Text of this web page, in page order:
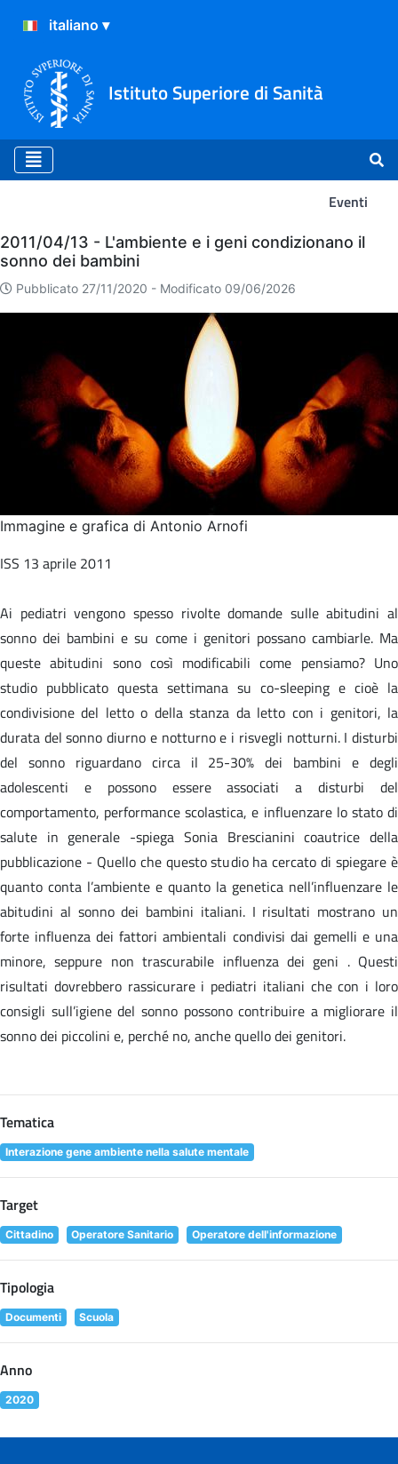
Istituto Superiore di Sanità
Eventi
Eventi
2011/04/13 - L'ambiente e i geni condizionano il
sonno dei bambini
Pubblicato 27/11/2020 - Modificato 09/06/2026
Immagine e grafica di Antonio Arnofi
ISS 13 aprile 2011
Ai pediatri vengono spesso rivolte domande sulle abitudini al
sonno dei bambini e su come i genitori possano cambiarle. Ma
queste abitudini sono così modificabili come pensiamo? Uno
studio pubblicato questa settimana su co-sleeping e cioè la
condivisione del letto o della stanza da letto con i genitori, la
durata del sonno diurno e notturno e i risvegli notturni. I disturbi
del sonno riguardano circa il 25-30% dei bambini e degli
adolescenti e possono essere associati a disturbi del
comportamento, performance scolastica, e influenzare lo stato di
salute in generale -spiega Sonia Brescianini coautrice della
pubblicazione - Quello che questo studio ha cercato di spiegare è
quanto conta l’ambiente e quanto la genetica nell’influenzare le
abitudini al sonno dei bambini italiani. I risultati mostrano un
forte influenza dei fattori ambientali condivisi dai gemelli e una
minore, seppure non trascurabile influenza dei geni . Questi
risultati dovrebbero rassicurare i pediatri italiani che con i loro
consigli sull’igiene del sonno possono contribuire a migliorare il
sonno dei piccolini e, perché no, anche quello dei genitori.
Tematica
Interazione gene ambiente nella salute mentale
Target
Cittadino Operatore Sanitario Operatore dell'informazione
Tipologia
Documenti Scuola
Anno
2020